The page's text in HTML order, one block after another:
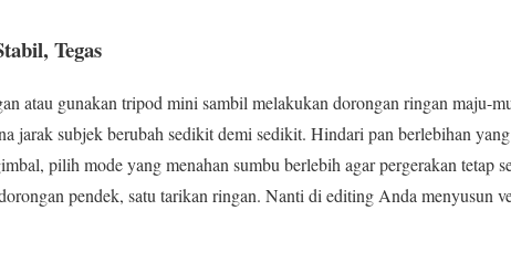
Tegas
atau gunakan tripod mini sambil melakukan dorongan ringan maju-
jarak subjek berubah sedikit demi sedikit. Hindari pan berlebihan
pilih mode yang menahan sumbu berlebih agar pergerakan tetap
pendek, satu tarikan ringan. Nanti di editing Anda menyusun